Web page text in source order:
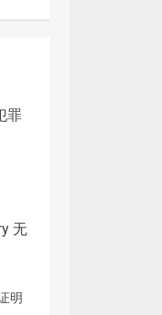
罪
无
明